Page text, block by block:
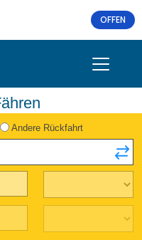
OFFEN
Andere Rückfahrt